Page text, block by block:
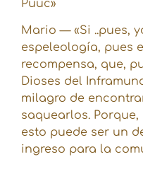
Puuc»
Mario — «Si ..pues,
espeleología, pues
recompensa, que,
Dioses del
milagro de
saquearlos.
esto puede ser un
ingreso para la